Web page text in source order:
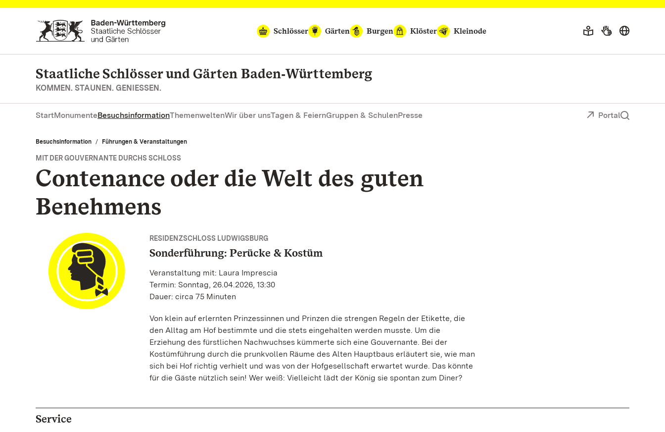
Zum Hauptinhalt springen
Schlösser
Gärten Burgen Klöster Kleinode
Staatliche Schlösser und Gärten Baden‑Württemberg
KOMMEN. STAUNEN. GENIESSEN.
StartMonumenteBesuchsinformationThemenweltenWir über unsTagen & FeiernGruppen & SchulenPresse Portal
Besuchsinformation Führungen & Veranstaltungen
MIT DER GOUVERNANTE DURCHS SCHLOSS
Contenance oder die Welt des guten
Benehmens
RESIDENZSCHLOSS LUDWIGSBURG
Sonderführung: Perücke & Kostüm
Veranstaltung mit: Laura Imprescia
Termin: Sonntag, 26.04.2026, 13:30
Dauer: circa 75 Minuten
Von klein auf erlernten Prinzessinnen und Prinzen die strengen Regeln der Etikette, die
den Alltag am Hof bestimmte und die stets eingehalten werden musste. Um die
Erziehung des fürstlichen Nachwuchses kümmerte sich eine Gouvernante. Bei der
Kostümführung durch die prunkvollen Räume des Alten Hauptbaus erläutert sie, wie man
sich bei Hof richtig verhielt und was von der Hofgesellschaft erwartet wurde. Das könnte
für die Gäste nützlich sein! Wer weiß: Vielleicht lädt der König sie spontan zum Diner?
Service